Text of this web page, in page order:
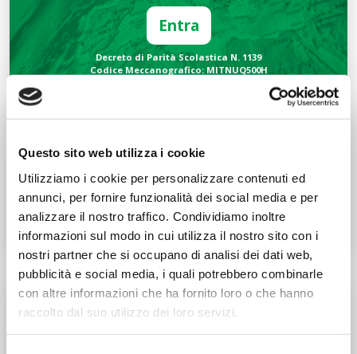
Questo sito web utilizza i cookie
Utilizziamo i cookie per personalizzare contenuti ed
annunci, per fornire funzionalità dei social media e per
analizzare il nostro traffico. Condividiamo inoltre
informazioni sul modo in cui utilizza il nostro sito con i
nostri partner che si occupano di analisi dei dati web,
pubblicità e social media, i quali potrebbero combinarle
con altre informazioni che ha fornito loro o che hanno
raccolto dal suo utilizzo dei loro servizi.
Entra
Decreto di Parità Scolastica N. 1139
Codice Meccanografico: MITNUQ500H
Tecnico Tecnologico
Integr. Intelligenza artificiale & Robotica
Entra
Decreto di Parità Scolastica N. 338
Codice Meccanografico: MITF005006
LiceoScientifico
Integr. Informatica & Economia